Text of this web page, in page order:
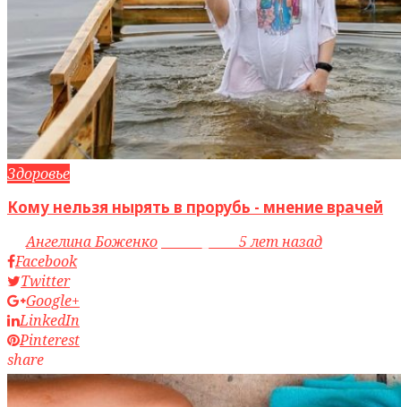
Здоровье
Кому нельзя нырять в прорубь - мнение врачей
byАнгелина Боженко
5 лет назад
Facebook
Twitter
Google+
LinkedIn
Pinterest
share